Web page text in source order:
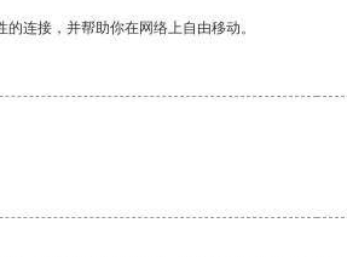
连接，并帮助你在网络上自由移动。